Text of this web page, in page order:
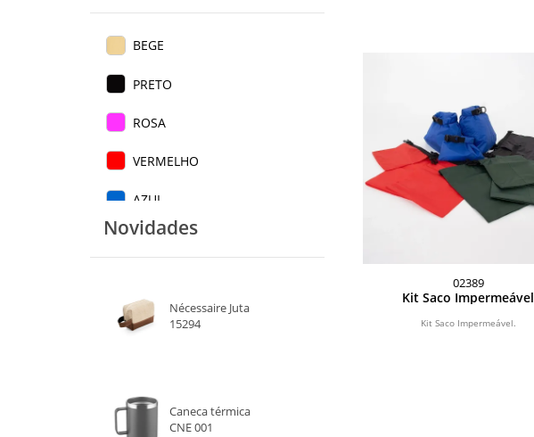
BEGE
PRETO
ROSA
VERMELHO
AZUL
BRANCO
CINZA
VERDE
Novidades
Nécessaire Juta
15294
Caneca térmica
CNE 001
02389
Kit Saco Impermeável
Kit Saco Impermeável.